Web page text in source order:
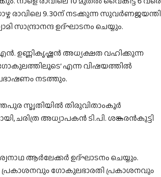
രാവിലെ 9.30ന് നടക്കുന്ന സുവര്‍ണജയന്തി
സാന്ദ്രാനന്ദ ഉദ്ഘാടനം ചെയ്യും.
ഉണ്ണികൃഷ്ണന്‍ അധ്യക്ഷത വഹിക്കുന്ന
എന്ന വിഷയത്തില്‍
നടത്തും.
സ്മൃതിയില്‍ തിരുവിതാംകൂര്‍
ചരിത്ര അധ്യാപകന്‍ ടി.പി. ശങ്കരന്‍കുട്ടി
ആര്‍ലേക്കര്‍ ഉദ്ഘാടനം ചെയ്യും.
ഗോകുലഭാരതി പ്രകാശനവും